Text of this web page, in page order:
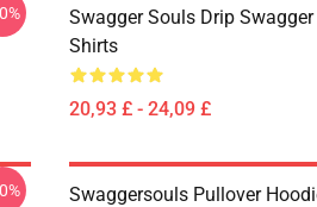
Swagger Souls Drip Swagger
Shirts
20,93 £ - 24,09 £
Swaggersouls Pullover